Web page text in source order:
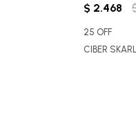
$ 2.468
25 OFF
CIBER